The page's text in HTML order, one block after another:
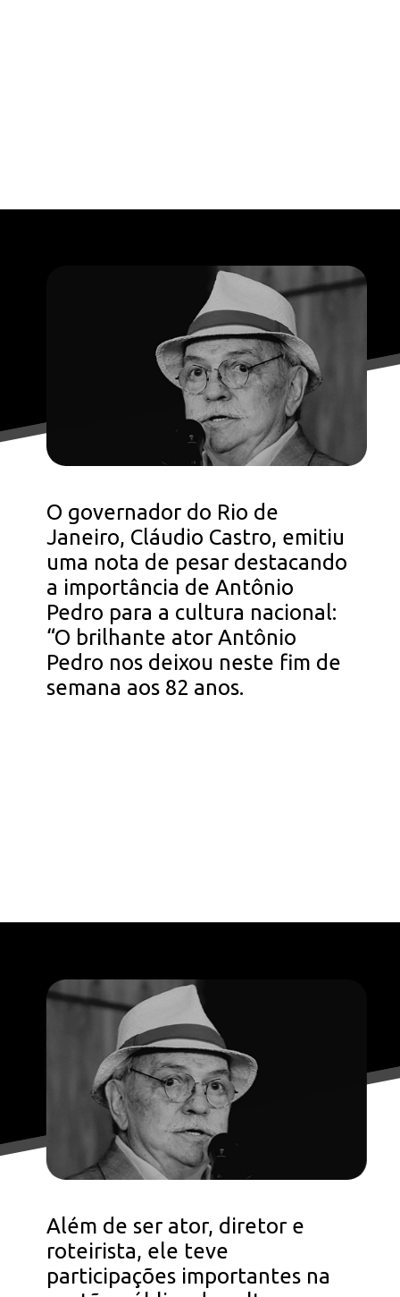
O governador do Rio de
Janeiro, Cláudio Castro, emitiu
uma nota de pesar destacando
a importância de Antônio
Pedro para a cultura nacional:
“O brilhante ator Antônio
Pedro nos deixou neste fim de
semana aos 82 anos.
Além de ser ator, diretor e
roteirista, ele teve
participações importantes na